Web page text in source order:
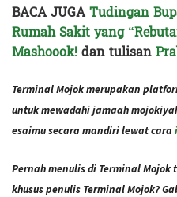
BACA JUGATudingan
Rumah Sakit yang
Mashoook!dan tulisan
Terminal Mojok merupakan
untuk mewadahi jamaah
esaimu secara mandiri lewat cara
Pernah menulis di Terminal Mojok
khusus penulis Terminal Mojok?